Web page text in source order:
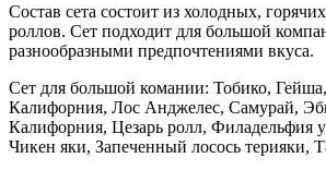
Состав сета состоит из холодных,
роллов. Сет подходит для большой
разнообразными предпочтениями вкуса.
Сет для большой комании: Тобико,
Калифорния, Лос Анджелес, Самурай,
Калифорния, Цезарь ролл, Филадельфия
Чикен яки, Запеченный лосось терияки,